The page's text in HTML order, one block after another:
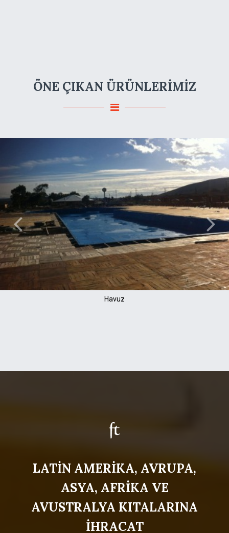
ÖNE ÇIKAN ÜRÜNLERİMİZ
Havuz
LATİN AMERİKA, AVRUPA,
ASYA, AFRİKA VE
AVUSTRALYA KITALARINA
İHRACAT